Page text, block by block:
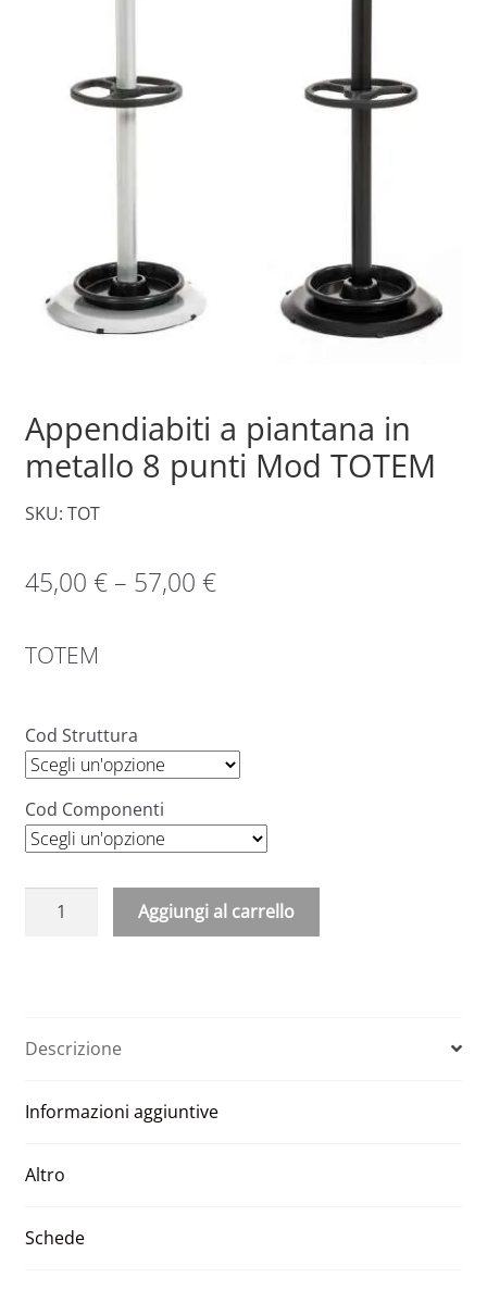
Appendiabiti a piantana in
metallo 8 punti Mod TOTEM
SKU: TOT
45,00 €– 57,00 €
TOTEM
Cod Struttura
Cod Componenti
Appendiabiti
punti
TOTEM
Aggiungi al carrello
r
a
i
:
Descrizione
Informazioni aggiuntive
Altro
Schede